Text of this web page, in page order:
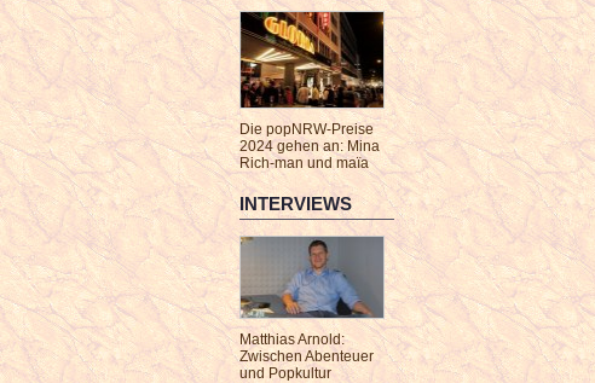
Die popNRW-Preise
2024 gehen an: Mina
Rich-man und maïa
INTERVIEWS
Matthias Arnold:
Zwischen Abenteuer
und Popkultur